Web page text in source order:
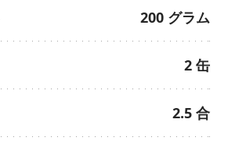
200 グラム
2 缶
2.5 合